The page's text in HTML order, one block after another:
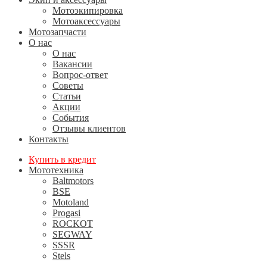
Мотоэкипировка
Мотоаксессуары
Мотозапчасти
О нас
О нас
Вакансии
Вопрос-ответ
Советы
Статьи
Акции
События
Отзывы клиентов
Контакты
Купить в кредит
Мототехника
Baltmotors
BSE
Motoland
Progasi
ROCKOT
SEGWAY
SSSR
Stels